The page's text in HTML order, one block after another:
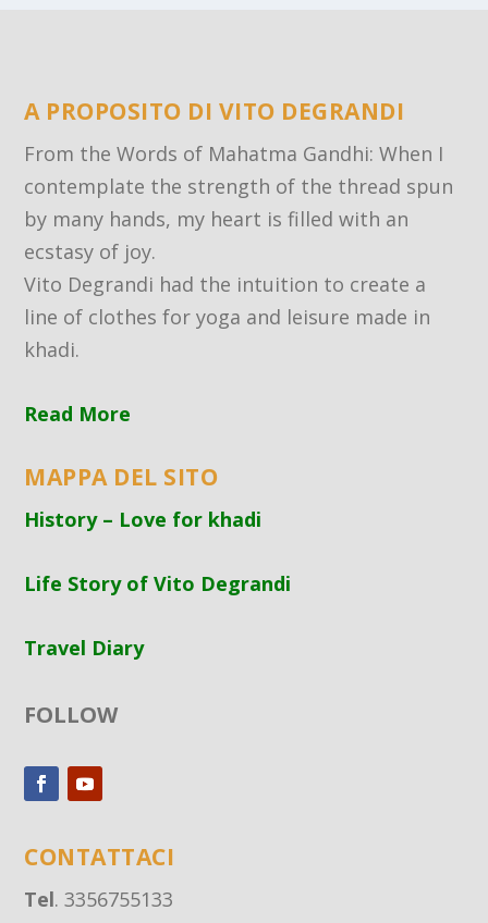
A PROPOSITO DI VITO DEGRANDI
From the Words of Mahatma Gandhi: When I
contemplate the strength of the thread spun
by many hands, my heart is filled with an
ecstasy of joy.
Vito Degrandi had the intuition to create a
line of clothes for yoga and leisure made in
khadi.
Read More
MAPPA DEL SITO
History – Love for khadi
Life Story of Vito Degrandi
Travel Diary
FOLLOW
CONTATTACI
Tel. 3356755133